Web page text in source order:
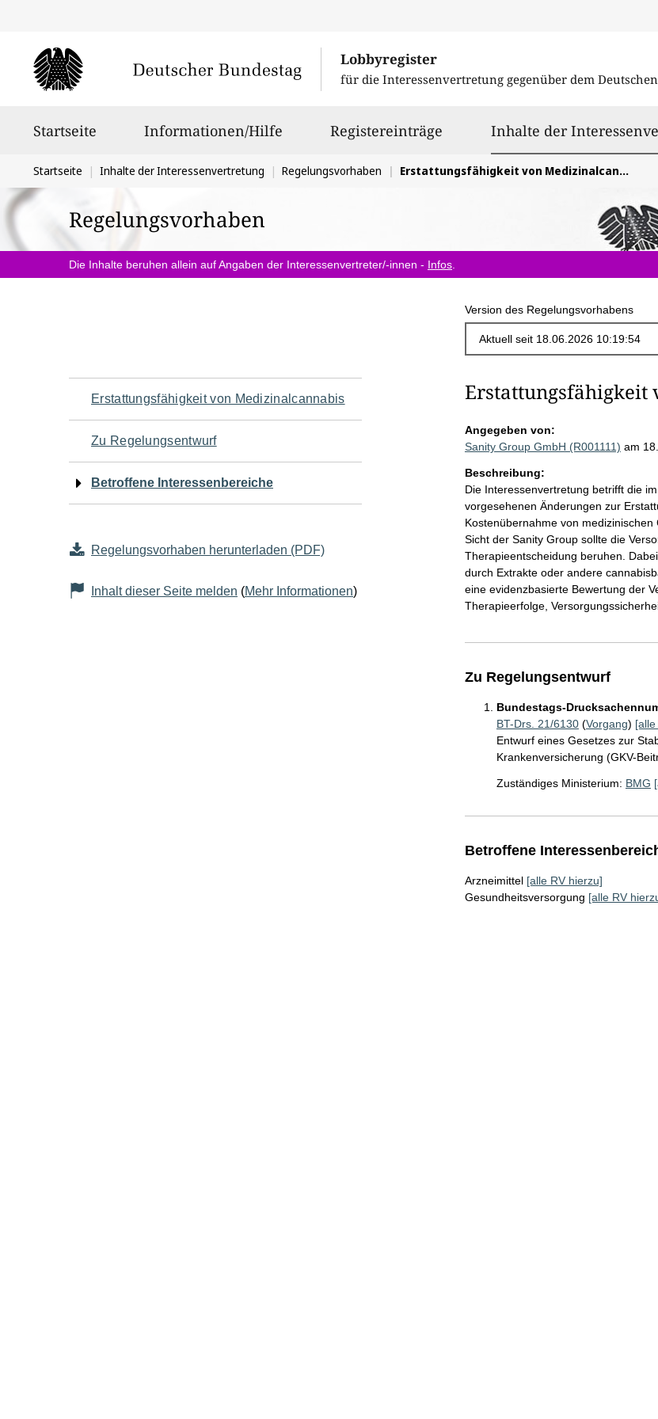
Lobbyregister
für die Interessenvertretung gegenüber dem
Startseite Informationen/Hilfe Registereinträge Inhalte der
Sie
befinden
sich
hier:
Startseite Inhalte der Interessenvertretung Regelungsvorhaben Erstattungsfähigkeit von Medizinalcannabis
Regelungsvorhaben
Die Inhalte beruhen allein auf Angaben der Interessenvertreter/-innen - Infos
Version des Regelungsvorhabens
Navigation
für
den
Seiteninhalt
Erstattungsfähigkeit von Medizinalcannabis
Zu Regelungsentwurf
Betroffene Interessenbereiche
Regelungsvorhaben herunterladen (PDF)
Inhalt dieser Seite melden (Mehr Informationen)
Erstattungsfähigkeit
Angegeben von:
Sanity Group GmbH (R001111) am
Beschreibung:
Die Interessenvertretung betrifft die
vorgesehenen Änderungen zur
Kostenübernahme von
Sicht der Sanity Group sollte die
Therapieentscheidung beruhen.
durch Extrakte oder andere
eine evidenzbasierte Bewertung der
Therapieerfolge,
Zu Regelungsentwurf
Bundestags-
BT-Drs. 21/6130(Vorgang)
Entwurf eines Gesetzes zur
Krankenversicherung (GKV-
Zuständiges Ministerium: BMG
Betroffene
Arzneimittel [alle RV hierzu]
Gesundheitsversorgung [alle RV